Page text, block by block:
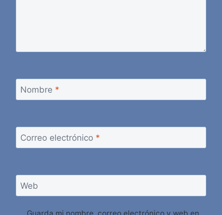
Nombre *
Correo electrónico *
Web